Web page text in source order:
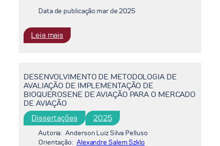
BRASILEIRO
Data de publicação:mar de 2025
Leia mais
A
CENÁRIOS
AMBICIOSOS
DE
MITIGAÇÃO
DAS
MUDANÇAS
CLIMÁTICAS:
DESENVOLVIMENTO DE METODOLOGIA DE
AVALIAÇÃO DE IMPLEMENTAÇÃO DE
BIOQUEROSENE DE AVIAÇÃO PARA O MERCADO
DE AVIAÇÃO
Dissertações 2025
Autoria: Anderson Luiz Silva Pelluso
Orientação: Alexandre Salem Szklo